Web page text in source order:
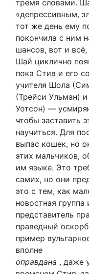
тремя словами.
«депрессивным,
тот же день ему
покончила с ним
шансов, вот и
Шай циклично
пока Стив и его
учителя Шола
(Трейси Ульман)
Уотсон) —
чтобы заставить
научиться. Для
выпас кошек, но
этих мальчиков,
им языке. Это
самих, но они
это с тем, как
новостная
представитель
праведный
пример
вполне
оправдана , даже